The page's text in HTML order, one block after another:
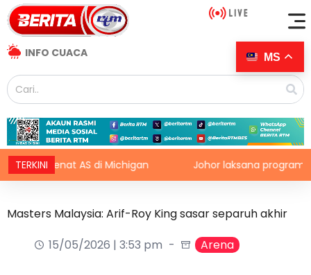
INFO CUACA
TERKINIAS di Michigan Johor laksana program
Masters Malaysia: Arif-Roy King sasar separuh akhir
15/05/2026 | 3:53 pm
Arena
MS